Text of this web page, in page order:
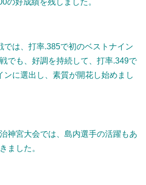
の好成績を残しました。
では、打率.385で初のベストナイン
でも、好調を持続して、打率.349で
ンに選出し、素質が開花し始めまし
神宮大会では、島内選手の活躍もあ
ました。